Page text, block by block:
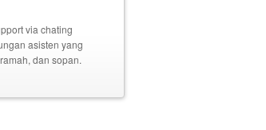
via chating
asisten yang
dan sopan.